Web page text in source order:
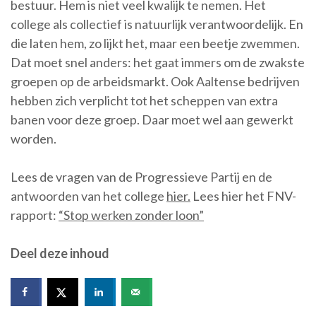
bestuur. Hem is niet veel kwalijk te nemen. Het
college als collectief is natuurlijk verantwoordelijk. En
die laten hem, zo lijkt het, maar een beetje zwemmen.
Dat moet snel anders: het gaat immers om de zwakste
groepen op de arbeidsmarkt. Ook Aaltense bedrijven
hebben zich verplicht tot het scheppen van extra
banen voor deze groep. Daar moet wel aan gewerkt
worden.
Lees de vragen van de Progressieve Partij en de
antwoorden van het college hier. Lees hier het FNV-
rapport: “Stop werken zonder loon”
Deel deze inhoud